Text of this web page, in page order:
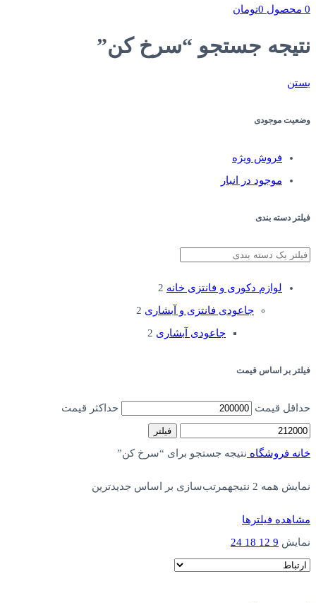
0 محصول 0تومان
نتیجه جستجو “سرخ کن”
بستن
وضعیت موجودی
فروش ویژه
موجود در انبار
فیلتر دسته بندی
لوازم دکوری و فانتزی خانه 2
جاعودی فانتزی و آبشاری 2
جاعودی آبشاری 2
فیلتر بر اساس قیمت
حداقل قیمت حداکثر قیمت
فیلتر
خانه فروشگاه نتیجه جستجو برای “سرخ کن”
نمایش همه 2 نتیجه مرتب‌سازی بر اساس جدیدترین
مشاهده فیلترها
نمایش 9
12
18
24